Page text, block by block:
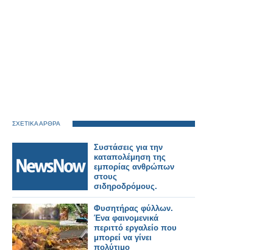
ΣΧΕΤΙΚΑ ΑΡΘΡΑ
Συστάσεις για την
καταπολέμηση της
εμπορίας ανθρώπων
στους
σιδηροδρόμους.
Φυσητήρας φύλλων.
Ένα φαινομενικά
περιττό εργαλείο που
μπορεί να γίνει
πολύτιμο